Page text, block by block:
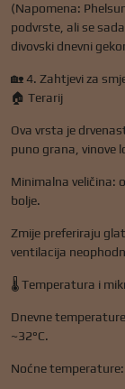
(Napomena:
podvrste, ali se
divovski dnevni
🏡 4. Zahtjevi za
🏠 Terarij
Ova vrsta je
puno grana, vinove
Minimalna veličina:
bolje.
Zmije preferiraju
ventilacija
🌡️ Temperatura i
Dnevne
~32°C.
Noćne